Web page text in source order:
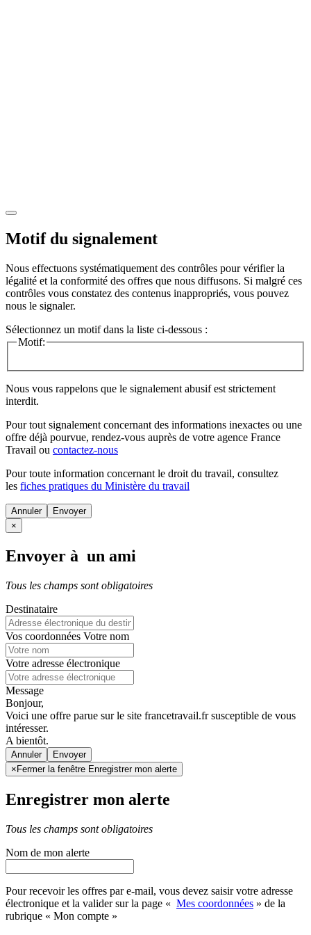
Motif du signalement
Nous effectuons systématiquement des contrôles pour vérifier la
légalité et la conformité des offres que nous diffusons. Si malgré ces
contrôles vous constatez des contenus inappropriés, vous pouvez
nous le signaler.
Sélectionnez un motif dans la liste ci-dessous :
Motif:
Nous vous rappelons que le signalement abusif est strictement
interdit.
Pour tout signalement concernant des informations inexactes ou une
offre déjà pourvue, rendez-vous auprès de votre agence France
Travail ou contactez-nous
Pour toute information concernant le droit du travail, consultez
les fiches pratiques du Ministère du travail
Annuler
×
Envoyer à un ami
Tous les champs sont obligatoires
Destinataire
Vos coordonnées Votre nom
Votre adresse électronique
Message
Bonjour,
Voici une offre parue sur le site francetravail.fr susceptible de vous
intéresser.
A bientôt.
Annuler
× Fermer la fenêtre Enregistrer mon alerte
Enregistrer mon alerte
Tous les champs sont obligatoires
Nom de mon alerte
Pour recevoir les offres par e-mail, vous devez saisir votre adresse
électronique et la valider sur la page « Mes coordonnées » de la
rubrique « Mon compte »